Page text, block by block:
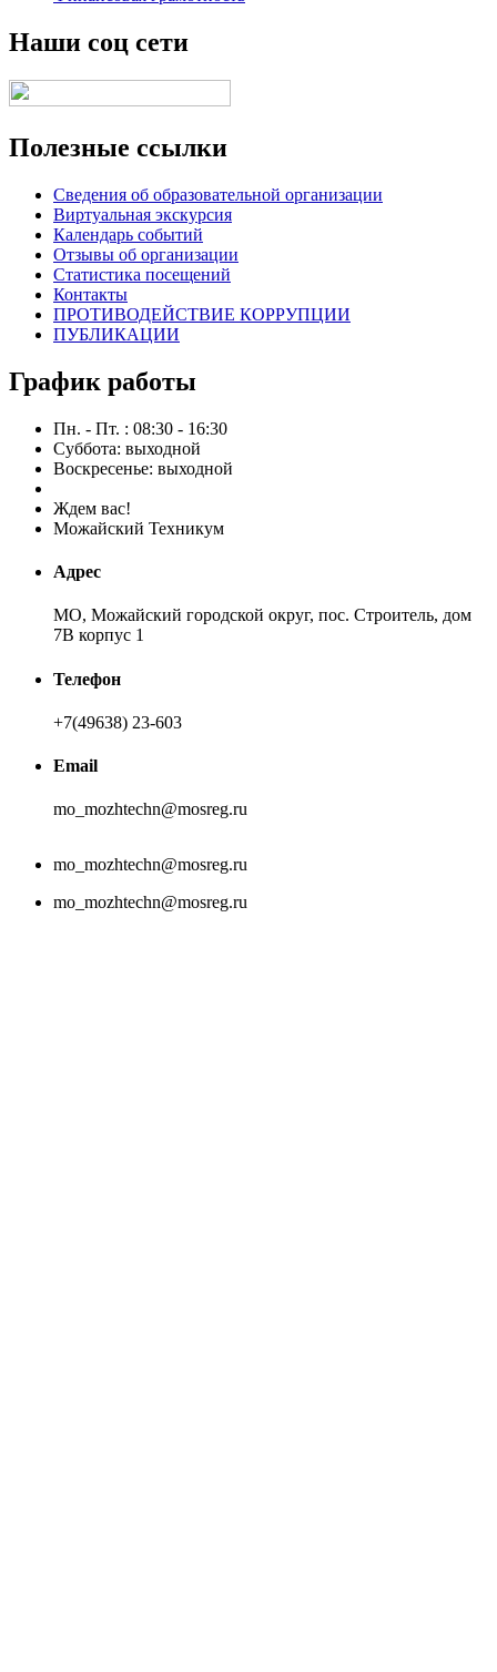
Наши соц сети
Полезные ссылки
Сведения об образовательной организации
Виртуальная экскурсия
Календарь событий
Отзывы об организации
Статистика посещений
Контакты
ПРОТИВОДЕЙСТВИЕ КОРРУПЦИИ
ПУБЛИКАЦИИ
График работы
Пн. - Пт. : 08:30 - 16:30
Суббота: выходной
Воскресенье: выходной
Ждем вас!
Можайский Техникум
Адрес
МО, Можайский городской округ, пос. Строитель, дом
7В корпус 1
Телефон
+7(49638) 23-603
Email
mo_mozhtechn@mosreg.ru
mo_mozhtechn@mosreg.ru
mo_mozhtechn@mosreg.ru